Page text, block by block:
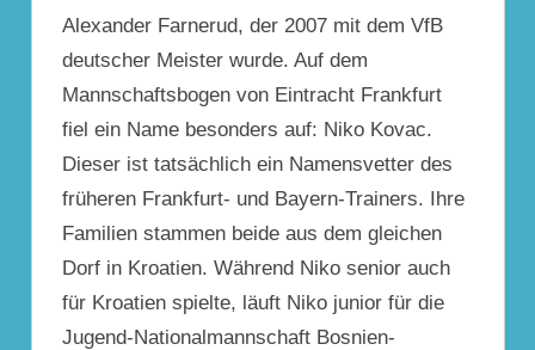
Alexander Farnerud, der 2007 mit dem VfB
deutscher Meister wurde. Auf dem
Mannschaftsbogen von Eintracht Frankfurt
fiel ein Name besonders auf: Niko Kovac.
Dieser ist tatsächlich ein Namensvetter des
früheren Frankfurt- und Bayern-­Trainers. Ihre
Familien stammen beide aus dem gleichen
Dorf in Kroatien. Während Niko senior auch
für Kroatien spielte, läuft Niko junior für die
Jugend-Nationalmannschaft Bosnien-